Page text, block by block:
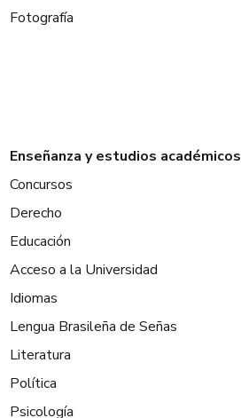
Fotografía
Enseñanza y estudios académicos
Concursos
Derecho
Educación
Acceso a la Universidad
Idiomas
Lengua Brasileña de Señas
Literatura
Política
Psicología